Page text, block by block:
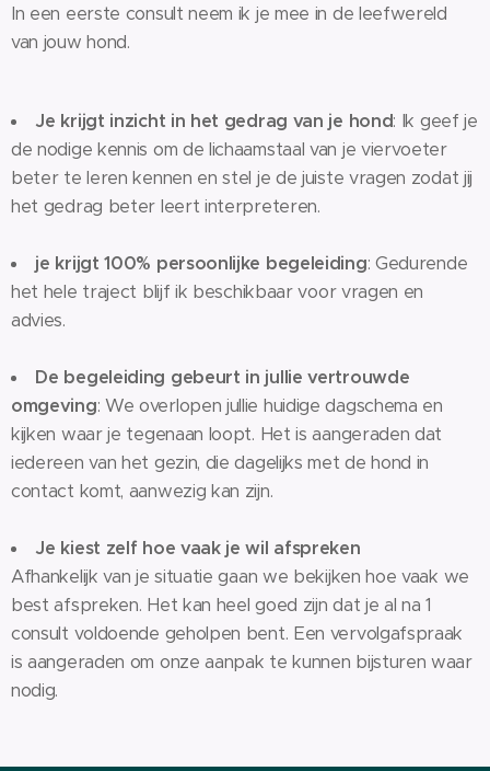
In een eerste consult neem ik je mee in de leefwereld
van jouw hond.
Je krijgt inzicht in het gedrag van je hond: Ik geef je
de nodige kennis om de lichaamstaal van je viervoeter
beter te leren kennen en stel je de juiste vragen zodat jij
het gedrag beter leert interpreteren.
je krijgt 100% persoonlijke begeleiding: Gedurende
het hele traject blijf ik beschikbaar voor vragen en
advies.
De begeleiding gebeurt in jullie vertrouwde
omgeving: We overlopen jullie huidige dagschema en
kijken waar je tegenaan loopt. Het is aangeraden dat
iedereen van het gezin, die dagelijks met de hond in
contact komt, aanwezig kan zijn.
Je kiest zelf hoe vaak je wil afspreken
Afhankelijk van je situatie gaan we bekijken hoe vaak we
best afspreken. Het kan heel goed zijn dat je al na 1
consult voldoende geholpen bent. Een vervolgafspraak
is aangeraden om onze aanpak te kunnen bijsturen waar
nodig.